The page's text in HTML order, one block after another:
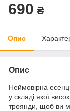
690 ₴
Опис
Опис
Неймовірна
у складі якої
троянди, щоб ви